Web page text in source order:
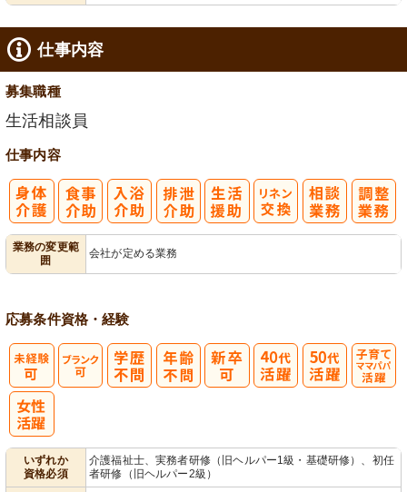
仕事内容
募集職種
生活相談員
仕事内容
業務の変更範
囲
会社が定める業務
応募条件資格・経験
いずれか
資格必須
介護福祉士、実務者研修（旧ヘルパー1級・基礎研修）、初任
者研修（旧ヘルパー2級）